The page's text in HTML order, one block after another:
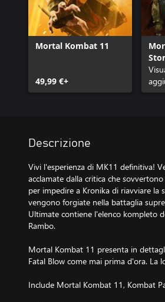
Mortal Kombat 11
49,99 €+
Descrizione
Vivi l'esperienza di MK11 definitiva!
acclamate dalla critica che
per impedire a Kronika di riavviare la
vengono forgiate nella battaglia
Ultimate contiene l'elenco kompleto
Rambo.
Mortal Kombat 11 presenta in
Fatal Blow come mai prima d'ora. La
Include Mortal Kombat 11, Kombat